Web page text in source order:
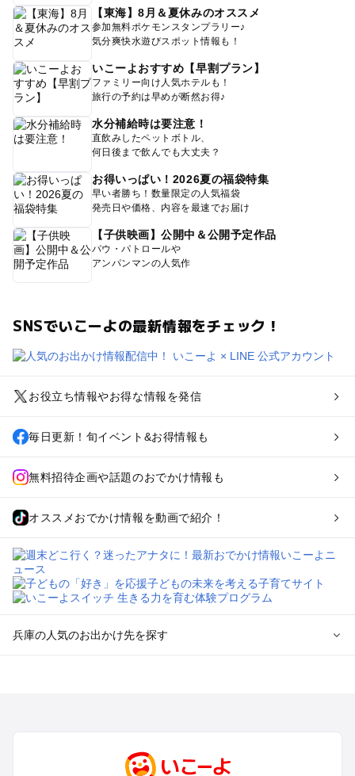
【東海】8月＆夏休みのオススメ
参加無料ポケモンスタンプラリー♪
気分爽快水遊びスポット情報も！
いこーよおすすめ【早割プラン】
ファミリー向け人気ホテルも！
旅行の予約は早めが断然お得♪
水分補給時は要注意！
直飲みしたペットボトル、
何日後まで飲んでも大丈夫？
お得いっぱい！2026夏の福袋特集
早い者勝ち！数量限定の人気福袋
発売日や価格、内容を最速でお届け
【子供映画】公開中＆公開予定作品
パウ・パトロールや
アンパンマンの人気作
SNSでいこーよの最新情報をチェック！
お役立ち情報やお得な情報を発信
毎日更新！旬イベント&お得情報も
無料招待企画や話題のおでかけ情報も
オススメおでかけ情報を動画で紹介！
兵庫の人気のお出かけ先を探す
淡路島のプールお出かけ